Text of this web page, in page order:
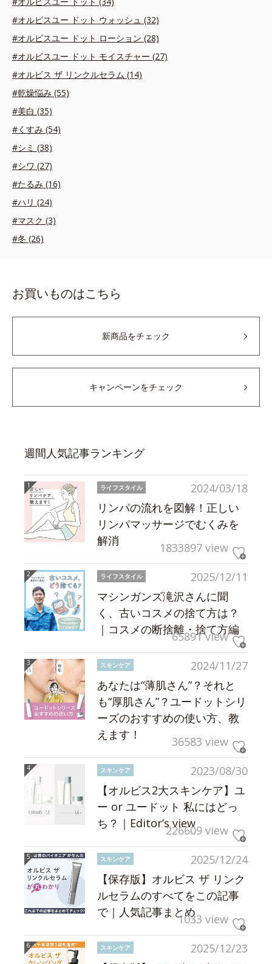
#オルビスユー ドット ウォッシュ (32)
#オルビスユー ドット ローション (28)
#オルビスユー ドット モイスチャー (27)
#オルビス ザ リンクルセラム (14)
#乾燥悩み (55)
#美白 (35)
#くすみ (54)
#シミ (38)
#シワ (27)
#たるみ (16)
#ハリ (24)
#マスク (3)
#冬 (26)
お買いものはこちら
新商品をチェック
キャンペーンをチェック
週間人気記事ランキング
2024/03/18
ライフスタイル
リンパの流れを図解！正しい
リンパマッサージでむくみを
解消
1833897 view
2025/12/11
ライフスタイル
マシンガンズ滝沢さんに聞
く、古いコスメの捨て方は？
｜コスメの断捨離・捨て方編
65891 view
2024/11/27
スキンケア
あなたは“薄肌さん”？それと
も“厚肌さん”？ユードットシリ
ーズのおすすめの使い方、教
えます！
36583 view
2023/08/30
スキンケア
【オルビス2大スキンケア】ユ
ー or ユードット 私にはどっ
ち？｜Editor’s view226609 view
2025/12/24
スキンケア
【保存版】オルビス ザ リンク
ルセラムのすべてをこの記事
で｜人気記事まとめ1033 view
2025/12/23
スキンケア